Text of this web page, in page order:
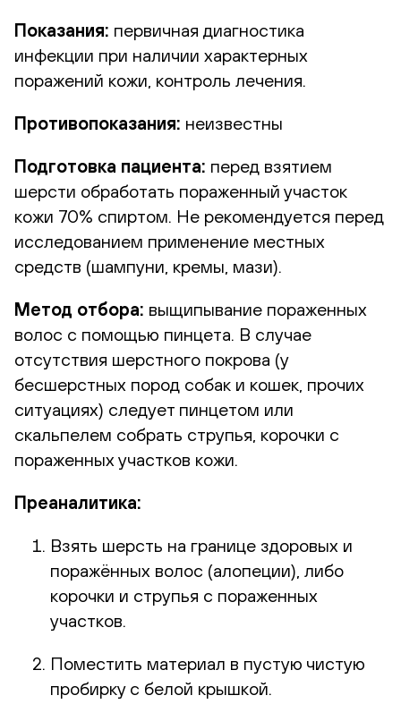
Показания: первичная диагностика
инфекции при наличии характерных
поражений кожи, контроль лечения.
Противопоказания: неизвестны
Подготовка пациента: перед взятием
шерсти обработать пораженный участок
кожи 70% спиртом. Не рекомендуется перед
исследованием применение местных
средств (шампуни, кремы, мази).
Метод отбора: выщипывание пораженных
волос с помощью пинцета. В случае
отсутствия шерстного покрова (у
бесшерстных пород собак и кошек, прочих
ситуациях) следует пинцетом или
скальпелем собрать струпья, корочки с
пораженных участков кожи.
Преаналитика:
Взять шерсть на границе здоровых и
поражённых волос (алопеции), либо
корочки и струпья с пораженных
участков.
Поместить материал в пустую чистую
пробирку с белой крышкой.